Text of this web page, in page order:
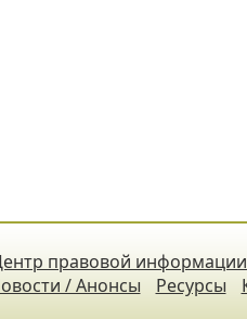
правовой информации
/ Анонсы Ресурсы